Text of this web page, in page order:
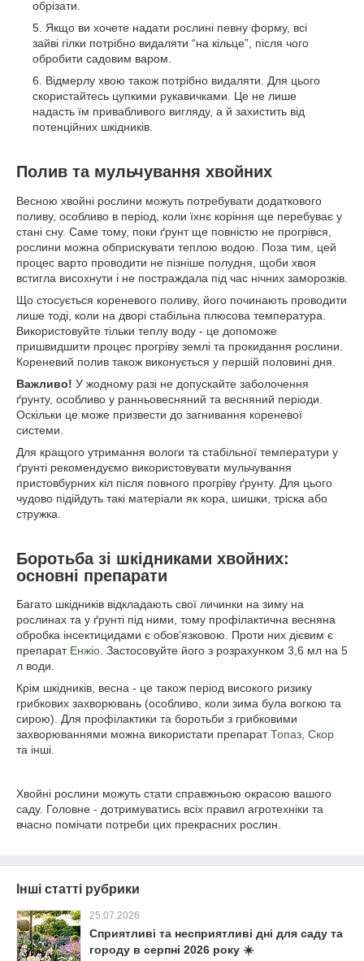
обрізати.
Якщо ви хочете надати рослині певну форму, всі
зайві гілки потрібно видаляти “на кільце”, після чого
обробити садовим варом.
Відмерлу хвою також потрібно видаляти. Для цього
скористайтесь цупкими рукавичками. Це не лише
надасть їм привабливого вигляду, а й захистить від
потенційних шкідників.
Полив та мульчування хвойних
Весною хвойні рослини можуть потребувати додаткового
поливу, особливо в період, коли їхнє коріння ще перебуває у
стані сну. Саме тому, поки ґрунт ще повністю не прогрівся,
рослини можна обприскувати теплою водою. Поза тим, цей
процес варто проводити не пізніше полудня, щоби хвоя
встигла висохнути і не постраждала під час нічних заморозків.
Що стосується кореневого поливу, його починають проводити
лише тоді, коли на дворі стабільна плюсова температура.
Використовуйте тільки теплу воду - це допоможе
пришвидшити процес прогріву землі та прокидання рослини.
Кореневий полив також виконується у першій половині дня.
Важливо! У жодному разі не допускайте заболочення
ґрунту, особливо у ранньовесняний та весняний періоди.
Оскільки це може призвести до загнивання кореневої
системи.
Для кращого утримання вологи та стабільної температури у
ґрунті рекомендуємо використовувати мульчування
пристовбурних кіл після повного прогріву ґрунту. Для цього
чудово підійдуть такі матеріали як кора, шишки, тріска або
стружка.
Боротьба зі шкідниками хвойних:
основні препарати
Багато шкідників відкладають свої личинки на зиму на
рослинах та у ґрунті під ними, тому профілактична весняна
обробка інсектицидами є обов’язковою. Проти них дієвим є
препарат Енжіо. Застосовуйте його з розрахунком 3,6 мл на 5
л води.
Крім шкідників, весна - це також період високого ризику
грибкових захворювань (особливо, коли зима була вогкою та
сирою). Для профілактики та боротьби з грибковими
захворюваннями можна використати препаратТопаз, Скор
та інші.
Хвойні рослини можуть стати справжньою окрасою вашого
саду. Головне - дотримуватись всіх правил агротехніки та
вчасно помічати потреби цих прекрасних рослин.
Інші статті рубрики
25.07.2026
Сприятливі та несприятливі дні для саду та
городу в серпні 2026 року ☀️